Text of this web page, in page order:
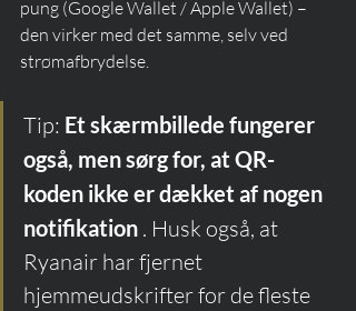
pung (Google Wallet / Apple Wallet) –
den virker med det samme, selv ved
strømafbrydelse.
Tip: Et skærmbillede fungerer
også, men sørg for, at QR-
koden ikke er dækket af nogen
notifikation . Husk også, at
Ryanair har fjernet
hjemmeudskrifter for de fleste